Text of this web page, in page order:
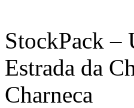
StockPack –
Estrada da
Charneca